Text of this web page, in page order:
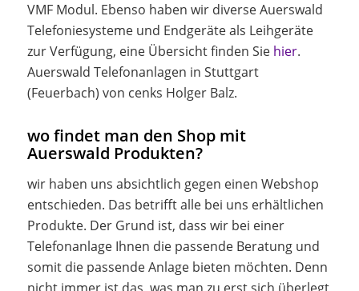
VMF Modul. Ebenso haben wir diverse Auerswald
Telefoniesysteme und Endgeräte als Leihgeräte
zur Verfügung, eine Übersicht finden Sie hier.
Auerswald Telefonanlagen in Stuttgart
(Feuerbach) von cenks Holger Balz.
wo findet man den Shop mit
Auerswald Produkten?
wir haben uns absichtlich gegen einen Webshop
entschieden. Das betrifft alle bei uns erhältlichen
Produkte. Der Grund ist, dass wir bei einer
Telefonanlage Ihnen die passende Beratung und
somit die passende Anlage bieten möchten. Denn